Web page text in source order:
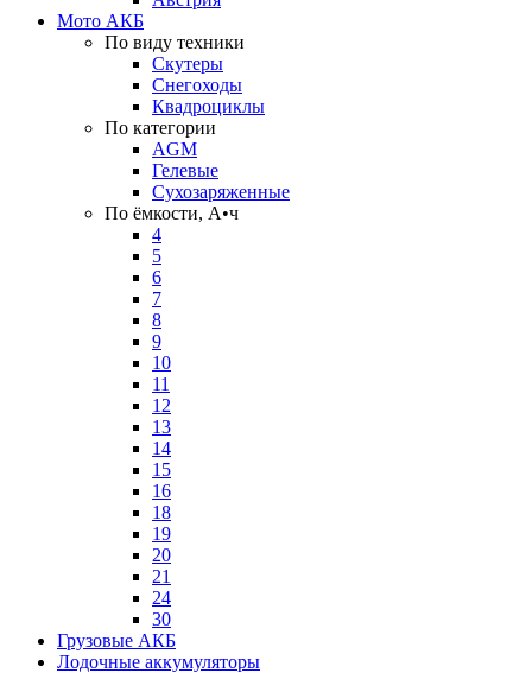
Мото АКБ
По виду техники
Скутеры
Снегоходы
Квадроциклы
По категории
AGM
Гелевые
Сухозаряженные
По ёмкости, А•ч
4
5
6
7
8
9
10
11
12
13
14
15
16
18
19
20
21
24
30
Грузовые АКБ
Лодочные аккумуляторы